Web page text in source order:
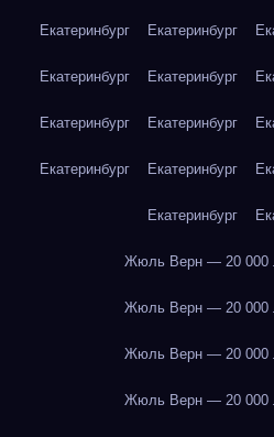
Екатеринбург Екатеринбург
Екатеринбург Екатеринбург
Екатеринбург Екатеринбург
Екатеринбург Екатеринбург
Екатеринбург
Жюль Верн — 20 000
Жюль Верн — 20 000
Жюль Верн — 20 000
Жюль Верн — 20 000